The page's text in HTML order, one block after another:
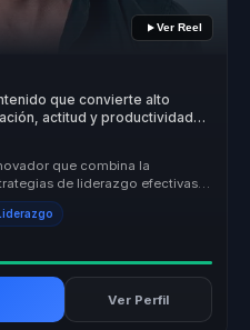
Ver Reel
que convierte alto
actitud y productividad
que combina la
de liderazgo efectivas.
Ver Perfil